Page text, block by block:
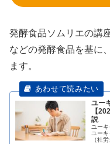
発酵食品ソムリエの講
などの発酵食品を基に
ます。
ユー
【
説
ユーキ
ユー
（社